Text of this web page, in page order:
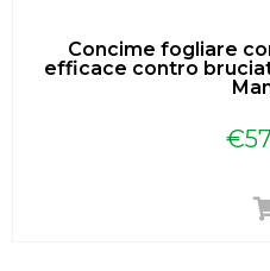
Concime fogliare
efficace contro
€